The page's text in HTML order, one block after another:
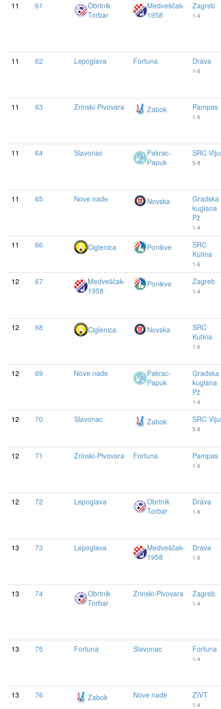
11 61
Obrtnik
Torbar
Medveščak-
1958
Zagreb
1-4
11 62 Lepoglava Fortuna Drava
1-6
11 63 Zrinski-Pivovara Zabok Pampas
1-6
11 64 Slavonac
Pakrac-
Papuk
SRC
5-8
11 65 Nove nade Novska
Gradska
kuglana
Pž
1-4
11 66 Ciglenica Ponikve
SRC
Kutina
1-6
12 67
Medveščak-
1958
Ponikve Zagreb
1-4
12 68 Ciglenica Novska
SRC
Kutina
1-6
12 69 Nove nade
Pakrac-
Papuk
Gradska
kuglana
Pž
1-4
12 70 Slavonac Zabok SRC
5-8
12 71 Zrinski-Pivovara Fortuna Pampas
1-6
12 72 Lepoglava
Obrtnik
Torbar
Drava
1-6
13 73 Lepoglava
Medveščak-
1958
Drava
1-6
13 74
Obrtnik
Torbar
Zrinski-Pivovara Zagreb
1-4
13 75 Fortuna Slavonac Fortuna
1-4
13 76 Zabok Nove nade ZIVT
1-4